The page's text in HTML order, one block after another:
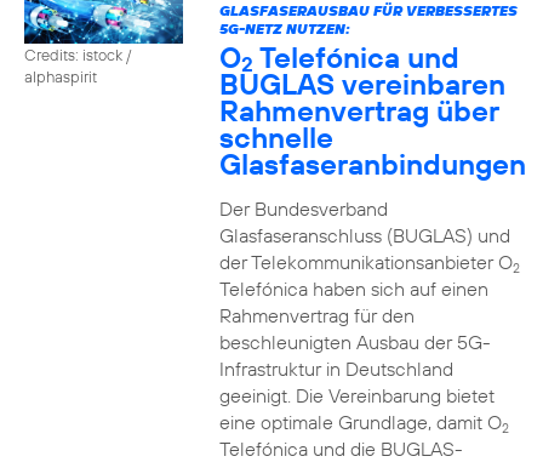
Credits: istock /
alphaspirit
GLASFASERAUSBAU FÜR VERBESSERTES
5G-NETZ NUTZEN:
O2 Telefónica und
BUGLAS vereinbaren
Rahmenvertrag über
schnelle
Glasfaseranbindungen
Der Bundesverband
Glasfaseranschluss (BUGLAS) und
der Telekommunikationsanbieter O2
Telefónica haben sich auf einen
Rahmenvertrag für den
beschleunigten Ausbau der 5G-
Infrastruktur in Deutschland
geeinigt. Die Vereinbarung bietet
eine optimale Grundlage, damit O2
Telefónica und die BUGLAS-